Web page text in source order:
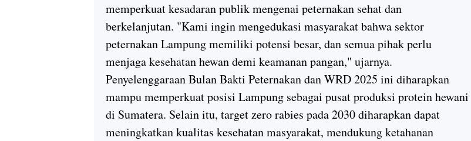
memperkuat kesadaran publik mengenai peternakan sehat dan
berkelanjutan. "Kami ingin mengedukasi masyarakat bahwa sektor
peternakan Lampung memiliki potensi besar, dan semua pihak perlu
menjaga kesehatan hewan demi keamanan pangan," ujarnya.
Penyelenggaraan Bulan Bakti Peternakan dan WRD 2025 ini diharapkan
mampu memperkuat posisi Lampung sebagai pusat produksi protein hewani
di Sumatera. Selain itu, target zero rabies pada 2030 diharapkan dapat
meningkatkan kualitas kesehatan masyarakat, mendukung ketahanan